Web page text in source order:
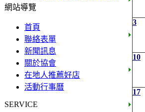
網站導覽
首頁
聯絡表單
新聞訊息
關於協會
在地人推薦好店
活動行事曆
SERVICE
3
10
17